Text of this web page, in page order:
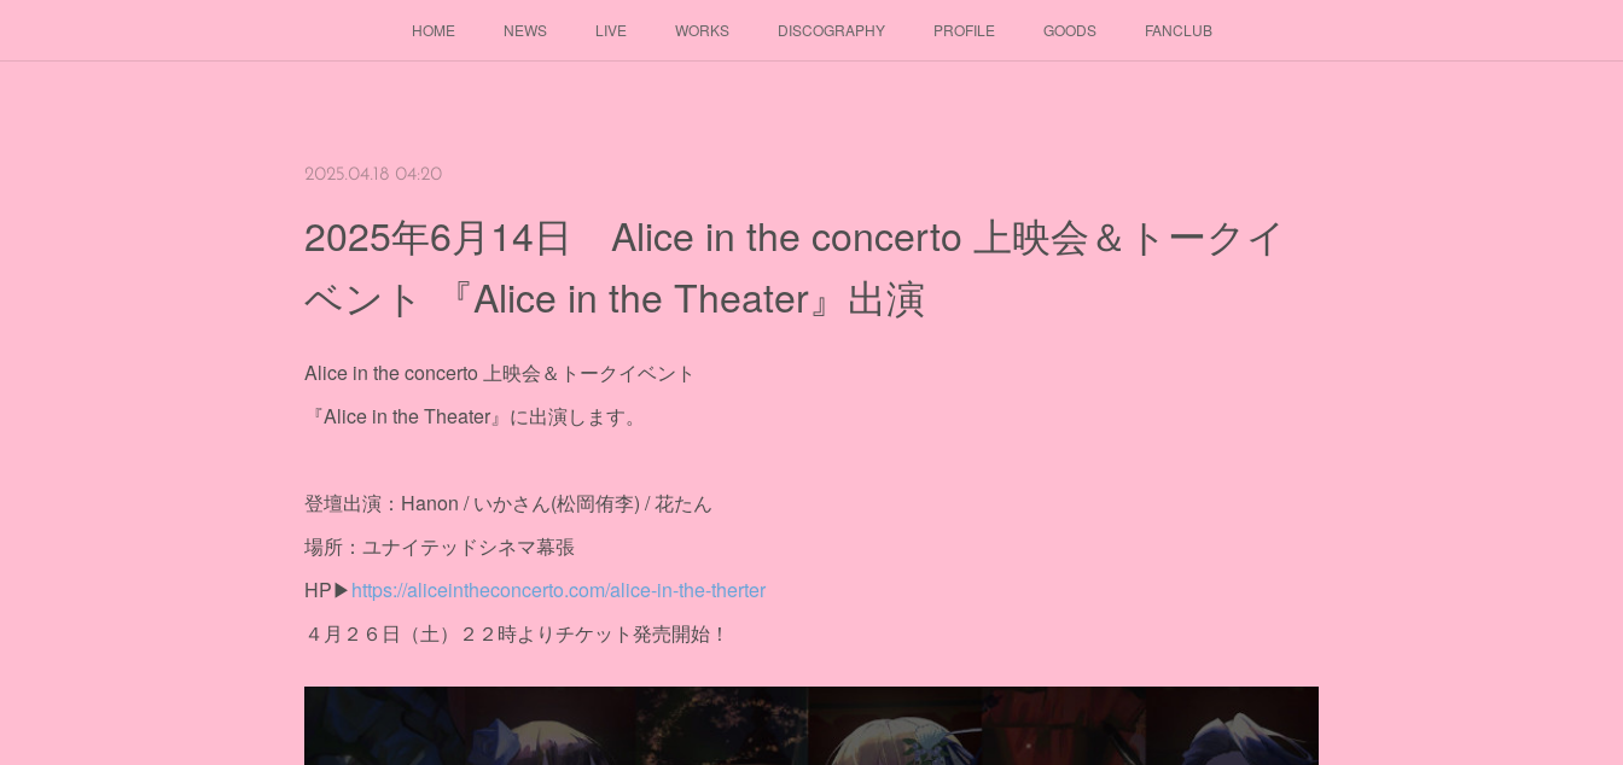
HOME NEWS LIVE WORKS DISCOGRAPHY PROFILE GOODS FANCLUB
2025.04.18 04:20
2025年6月14日 Alice in the concerto 上映会＆トークイ
ベント 『Alice in the Theater』出演
Alice in the concerto 上映会＆トークイベント
『Alice in the Theater』に出演します。
登壇出演：Hanon / いかさん(松岡侑李) / 花たん
場所：ユナイテッドシネマ幕張
HP▶https://aliceintheconcerto.com/alice-in-the-therter
４月２６日（土）２２時よりチケット発売開始！